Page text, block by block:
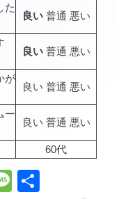
た
良い普通 悪い
良い普通 悪い
が
良い 普通 悪い
ー
良い 普通 悪い
60代
Message